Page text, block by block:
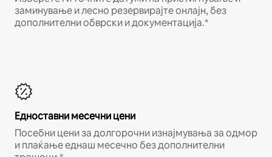
заминување и лесно резервирајте онлајн, без
дополнителни обврски и документација.*
Едноставни месечни цени
Посебни цени за долгорочни изнајмувања за одмор
и плаќање еднаш месечно без дополнителни